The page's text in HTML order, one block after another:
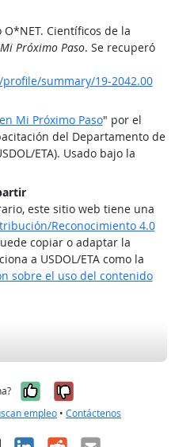
Científicos de la
Mi Próximo Paso. Se recuperó
summary/19-2042.00
Mi Próximo Paso" por el
del Departamento de
ETA). Usado bajo la
este sitio web tiene una
Reconocimiento 4.0
copiar o adaptar la
a USDOL/ETA como la
sobre el uso del contenido
Sí, fue útil
No, no fue
empleo • Contáctenos